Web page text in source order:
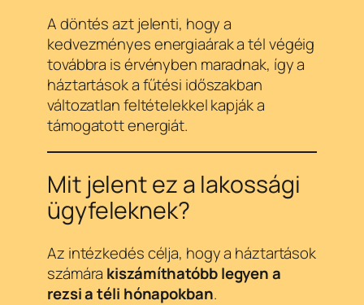
A döntés azt jelenti, hogy a
kedvezményes energiaárak a tél végéig
továbbra is érvényben maradnak, így a
háztartások a fűtési időszakban
változatlan feltételekkel kapják a
támogatott energiát.
Mit jelent ez a lakossági
ügyfeleknek?
Az intézkedés célja, hogy a háztartások
számára kiszámíthatóbb legyen a
rezsi a téli hónapokban.